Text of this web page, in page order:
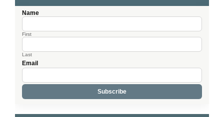
Name
First
Last
Email